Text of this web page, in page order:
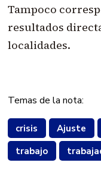
Tampoco
resultados
localidades.
Temas de la nota:
crisis Ajuste
trabajo